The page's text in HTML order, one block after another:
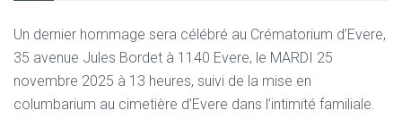
Un dernier hommage sera célébré au Crématorium d’Evere,
35 avenue Jules Bordet à 1140 Evere, le MARDI 25
novembre 2025 à 13 heures, suivi de la mise en
columbarium au cimetière d’Evere dans l’intimité familiale.